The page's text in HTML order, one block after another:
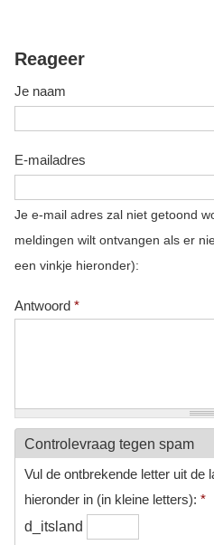
Reageer
Je naam
E-mailadres
Je e-mail adres zal niet getoond
meldingen wilt ontvangen als er
een vinkje hieronder):
Antwoord *
Controlevraag tegen spam
Vul de ontbrekende letter uit de
hieronder in (in kleine letters): *
d_itsland